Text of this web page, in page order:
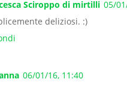
Sciroppo di mirtilli 05/
deliziosi. :)
06/01/16, 11:40